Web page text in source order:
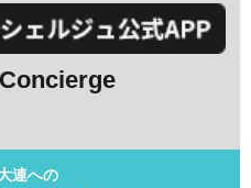
連への